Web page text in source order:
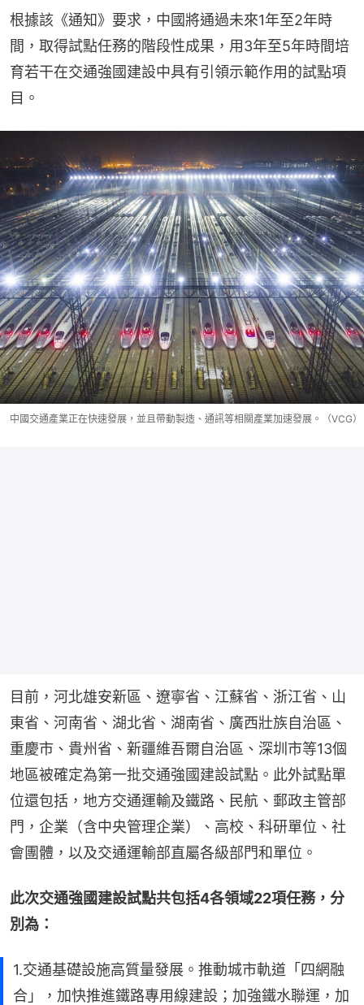
根據該《通知》要求，中國將通過未來1年至2年時
間，取得試點任務的階段性成果，用3年至5年時間培
育若干在交通強國建設中具有引領示範作用的試點項
目。
中國交通產業正在快速發展，並且帶動製造、通訊等相關產業加速發展。（VCG）
目前，河北雄安新區、遼寧省、江蘇省、浙江省、山
東省、河南省、湖北省、湖南省、廣西壯族自治區、
重慶市、貴州省、新疆維吾爾自治區、深圳市等13個
地區被確定為第一批交通強國建設試點。此外試點單
位還包括，地方交通運輸及鐵路、民航、郵政主管部
門，企業（含中央管理企業）、高校、科研單位、社
會團體，以及交通運輸部直屬各級部門和單位。
此次交通強國建設試點共包括4各領域22項任務，分
別為：
1.交通基礎設施高質量發展。推動城市軌道「四網融
合」，加快推進鐵路專用線建設；加強鐵水聯運，加